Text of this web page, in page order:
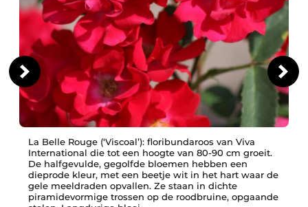
La Belle Rouge (‘Viscoal’): floribundaroos van Viva
International die tot een hoogte van 80-90 cm groeit.
De halfgevulde, gegolfde bloemen hebben een
dieprode kleur, met een beetje wit in het hart waar de
gele meeldraden opvallen. Ze staan in dichte
piramidevormige trossen op de roodbruine, opgaande